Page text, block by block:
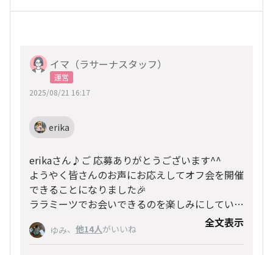
イマ（ラサーナスタッフ）
運営
2025/08/21 16:17
erika
erikaさん♪ご 応募ありがとうございます^^
ようやく皆さんのお声にお応えしてオフ会を開催
できることになりました🎉
ララミーツでお会いできるのを楽しみにしていま
す🥰
ゆみ、 他14人がいいね 全文表示